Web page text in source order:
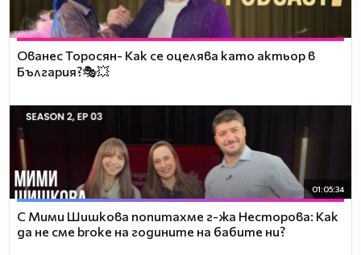
Ованес Торосян- Как се оцелява като актьор в
България?🎭💥
01:05:34
С Мими Шишкова попитахме г-жа Несторова: Как
да не сме broke на годините на бабите ни?